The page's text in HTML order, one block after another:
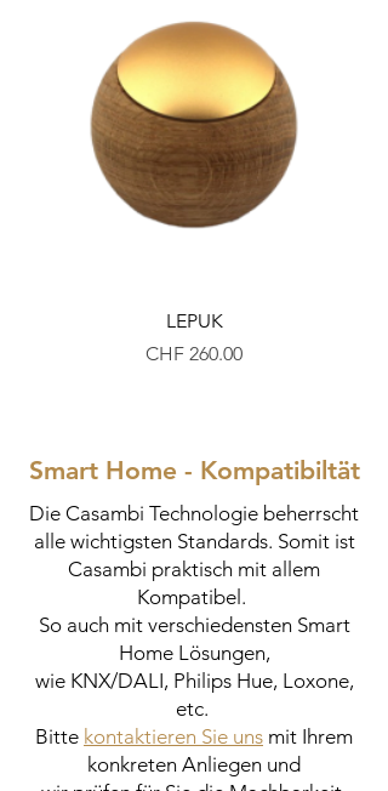
LEPUK
Preis
CHF 260.00
Smart Home - Kompatibiltät
Die Casambi Technologie beherrscht
alle wichtigsten Standards. Somit ist
Casambi praktisch mit allem
Kompatibel.
So auch mit verschiedensten Smart
Home Lösungen,
wie KNX/DALI, Philips Hue, Loxone,
etc.
Bitte kontaktieren Sie uns mit Ihrem
konkreten Anliegen und